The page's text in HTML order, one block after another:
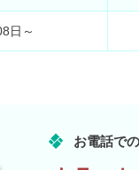
日～
お電話で